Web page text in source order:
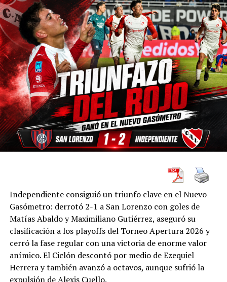
Independiente consiguió un triunfo clave en el Nuevo
Gasómetro: derrotó 2-1 a San Lorenzo con goles de
Matías Abaldo y Maximiliano Gutiérrez, aseguró su
clasificación a los playoffs del Torneo Apertura 2026 y
cerró la fase regular con una victoria de enorme valor
anímico. El Ciclón descontó por medio de Ezequiel
Herrera y también avanzó a octavos, aunque sufrió la
expulsión de Alexis Cuello.